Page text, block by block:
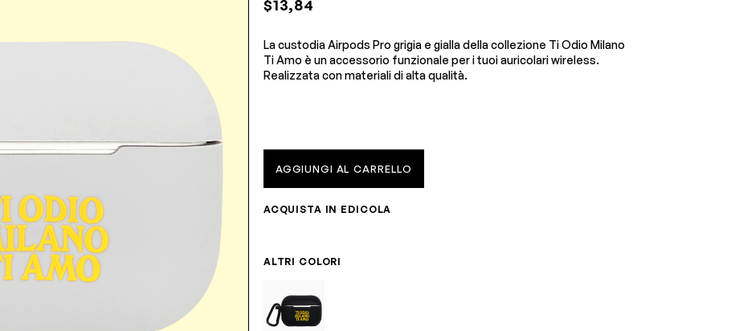
$13,84
La custodia Airpods Pro grigia e gialla della collezione Ti Odio Milano
Ti Amo è un accessorio funzionale per i tuoi auricolari wireless.
Realizzata con materiali di alta qualità.
AGGIUNGI AL CARRELLO
ACQUISTA IN EDICOLA
ALTRI COLORI